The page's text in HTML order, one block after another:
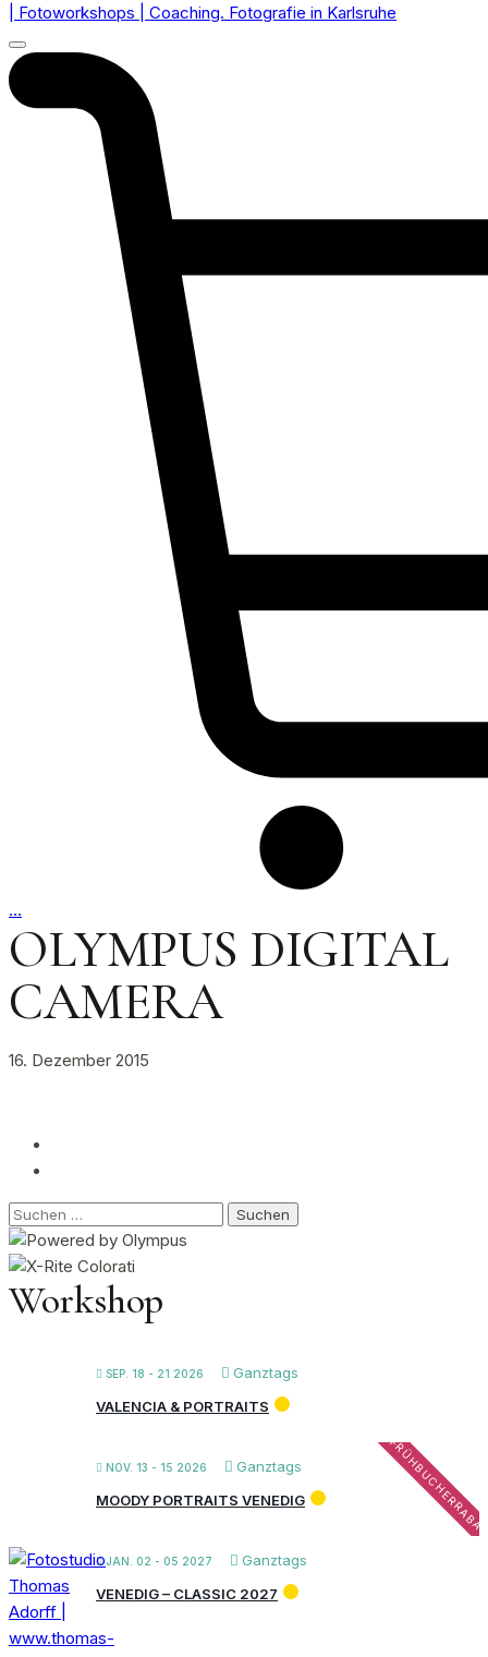
…
OLYMPUS DIGITAL
CAMERA
16. Dezember 2015
Suchen
nach:
Workshop
SEP. 18 - 21 2026
Ganztags
VALENCIA & PORTRAITS
NOV. 13 - 15 2026 Ganztags
MOODY PORTRAITS VENEDIG
JAN. 02 - 05 2027
Ganztags
VENEDIG – CLASSIC 2027